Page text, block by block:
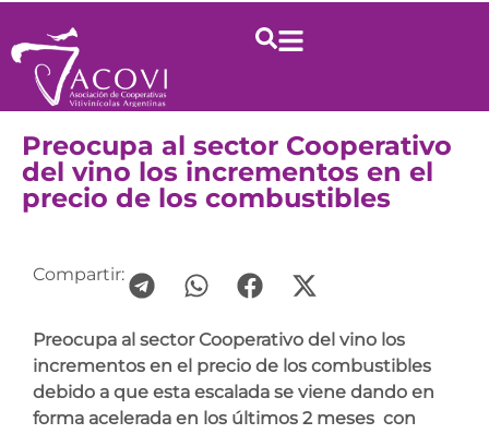
Preocupa al sector Cooperativo
del vino los incrementos en el
precio de los combustibles
Compartir:
Preocupa al sector Cooperativo del vino los
incrementos en el precio de los combustibles
debido a que esta escalada se viene dando en
forma acelerada en los últimos 2 meses con